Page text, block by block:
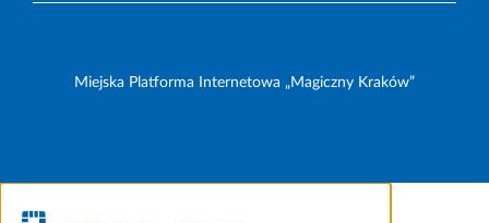
Miejska Platforma Internetowa „Magiczny Kraków”